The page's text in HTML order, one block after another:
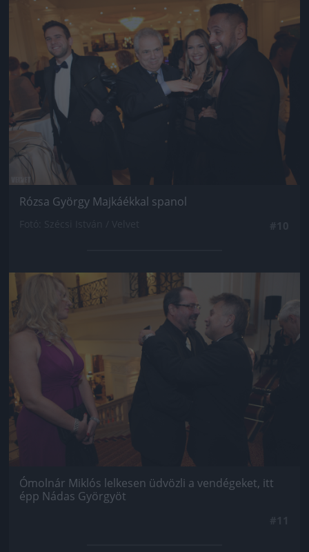
Jön még kép!
Rózsa György Majkáékkal spanol
Jön még kép!
Ómolnár Miklós lelkesen üdvözli a vendégeket, itt
épp Nádas Györgyöt